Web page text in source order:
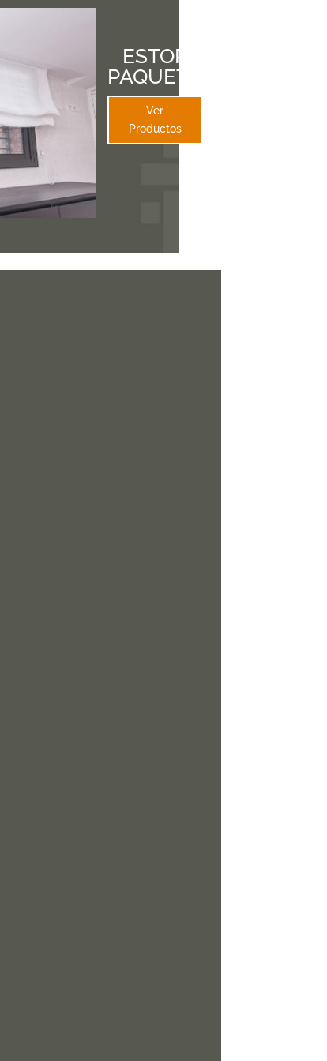
ESTOR
PAQUETO
Ver
Productos